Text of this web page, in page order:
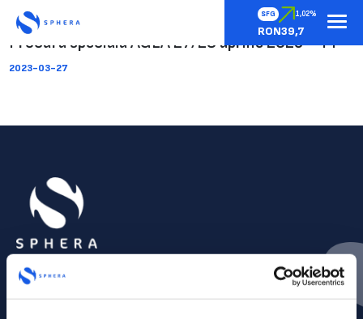
SFG 1,02%
RON39,7
Procura speciala AGEA 27/28 aprilie 2023 – PF
2023-03-27